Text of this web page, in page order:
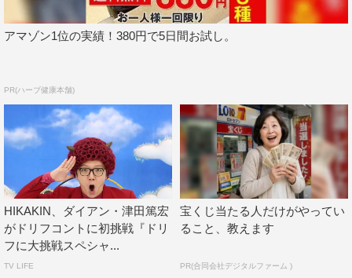
アマゾン1位の実績！380円で5日間お試し。
PR(ハーブ健康本舗)
HIKAKIN、ダイアン・津田篤宏
がドリフコントに初挑戦『ドリ
フに大挑戦スペシャ...
TV LIFE
宝くじ当たる人だけがやってい
ること、教えます
PR(合同会社デジタルファーム )